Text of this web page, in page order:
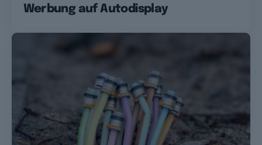
Werbung auf Autodisplay